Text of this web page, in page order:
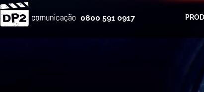
0800 591 0917